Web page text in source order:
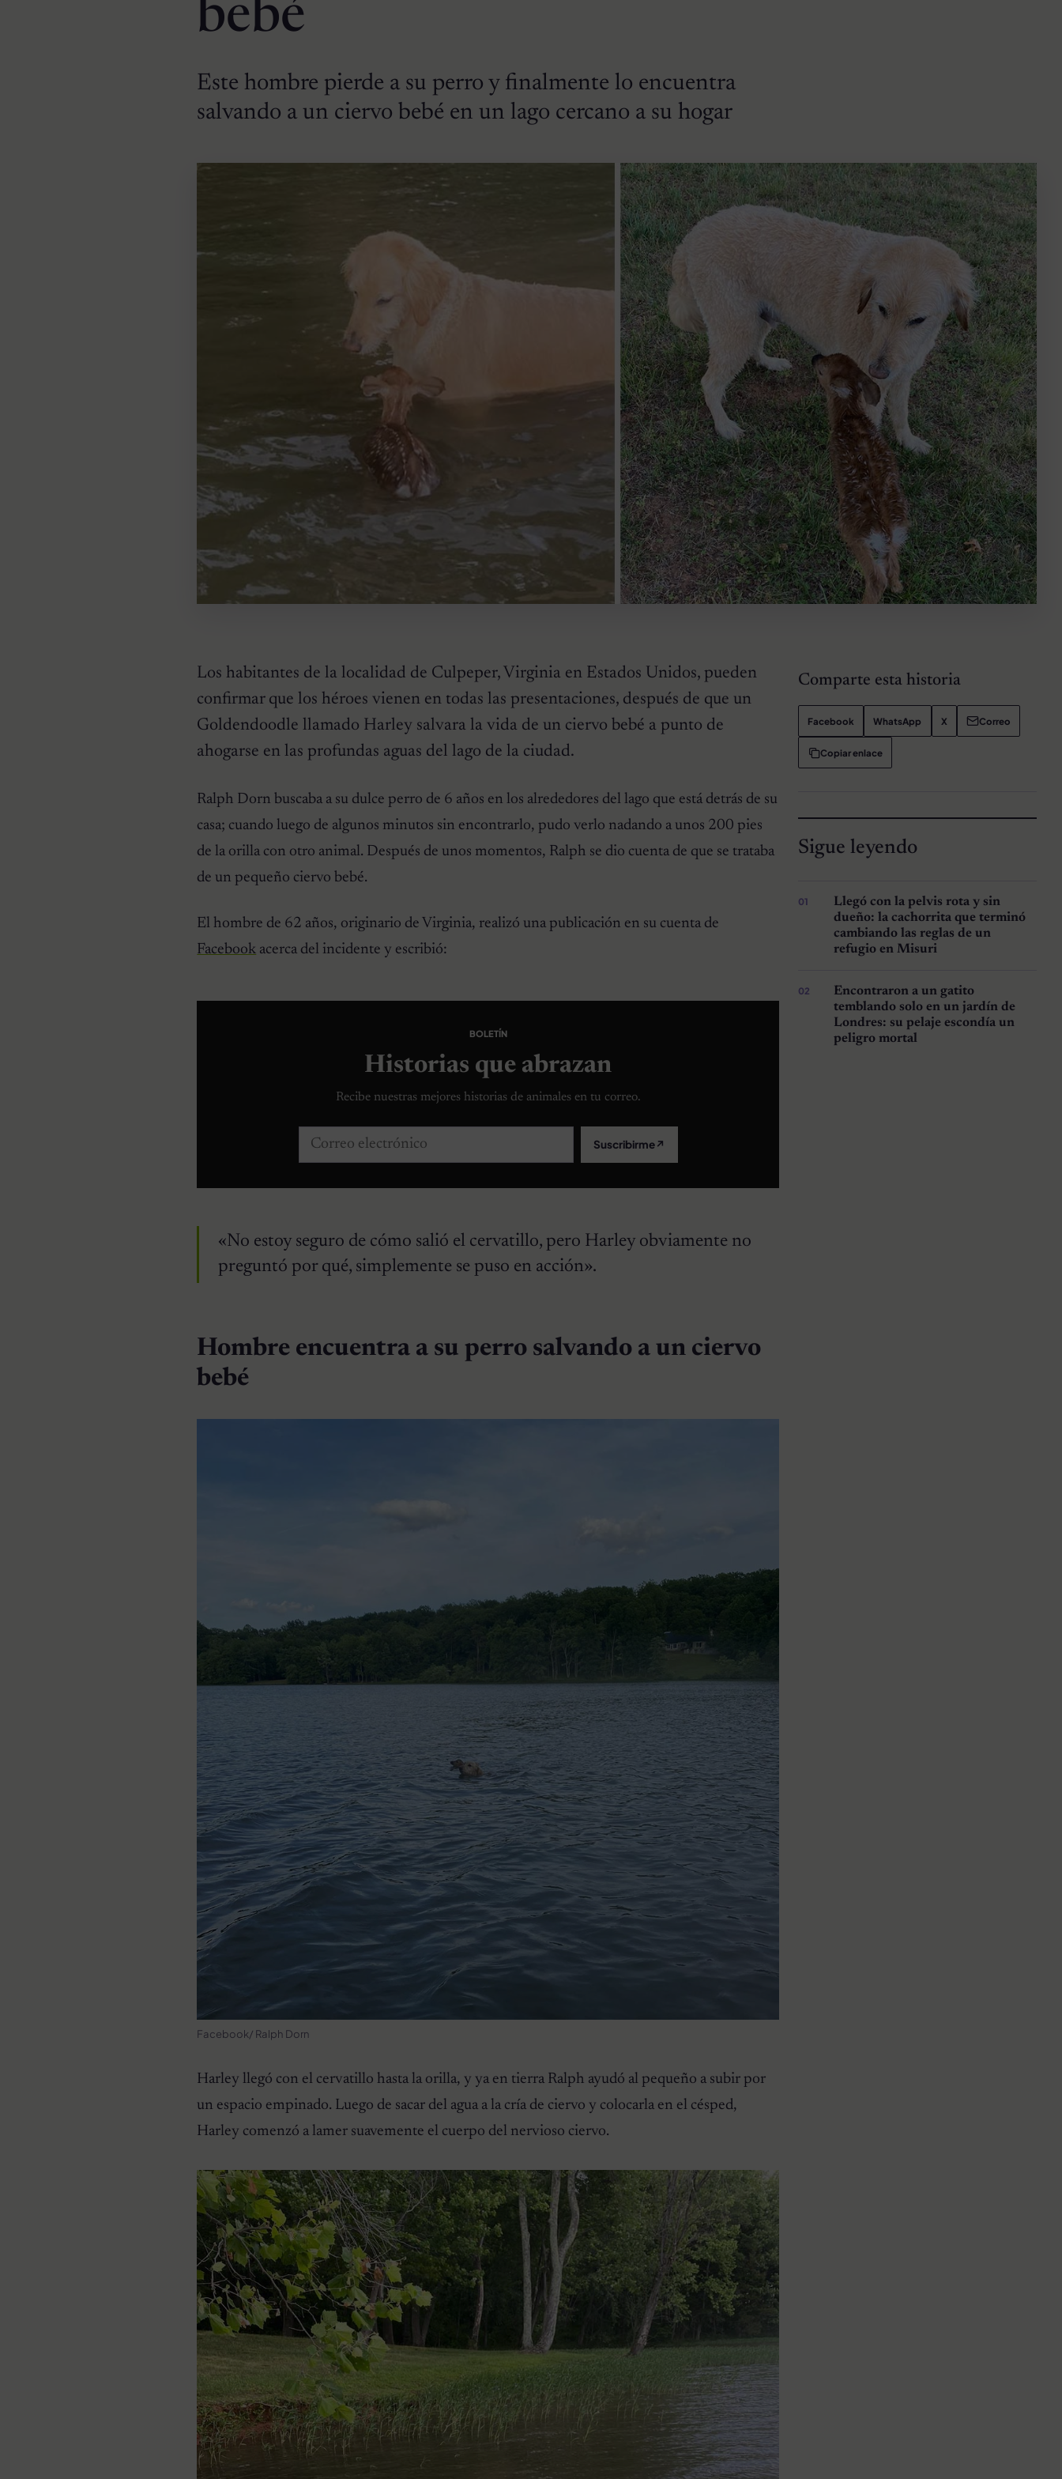
bebé
Este hombre pierde a su perro y finalmente lo encuentra
salvando a un ciervo bebé en un lago cercano a su hogar
Los habitantes de la localidad de Culpeper, Virginia en Estados Unidos, pueden
confirmar que los héroes vienen en todas las presentaciones, después de que un
Goldendoodle llamado Harley salvara la vida de un ciervo bebé a punto de
ahogarse en las profundas aguas del lago de la ciudad.
Ralph Dorn buscaba a su dulce perro de 6 años en los alrededores del lago que está detrás de su
casa; cuando luego de algunos minutos sin encontrarlo, pudo verlo nadando a unos 200 pies
de la orilla con otro animal. Después de unos momentos, Ralph se dio cuenta de que se trataba
de un pequeño ciervo bebé.
El hombre de 62 años, originario de Virginia, realizó una publicación en su cuenta de
Facebook acerca del incidente y escribió:
BOLETÍN
Historias que abrazan
Recibe nuestras mejores historias de animales en tu correo.
Correo electrónico Suscribirme↗
«No estoy seguro de cómo salió el cervatillo, pero Harley obviamente no
preguntó por qué, simplemente se puso en acción».
Hombre encuentra a su perro salvando a un ciervo
bebé
Facebook/ Ralph Dorn
Harley llegó con el cervatillo hasta la orilla, y ya en tierra Ralph ayudó al pequeño a subir por
un espacio empinado. Luego de sacar del agua a la cría de ciervo y colocarla en el césped,
Harley comenzó a lamer suavemente el cuerpo del nervioso ciervo.
Comparte esta historia
Facebook WhatsApp X Correo
Copiar enlace
Sigue leyendo
Llegó con la pelvis rota y sin
dueño: la cachorrita que terminó
cambiando las reglas de un
refugio en Misuri
Encontraron a un gatito
temblando solo en un jardín de
Londres: su pelaje escondía un
peligro mortal